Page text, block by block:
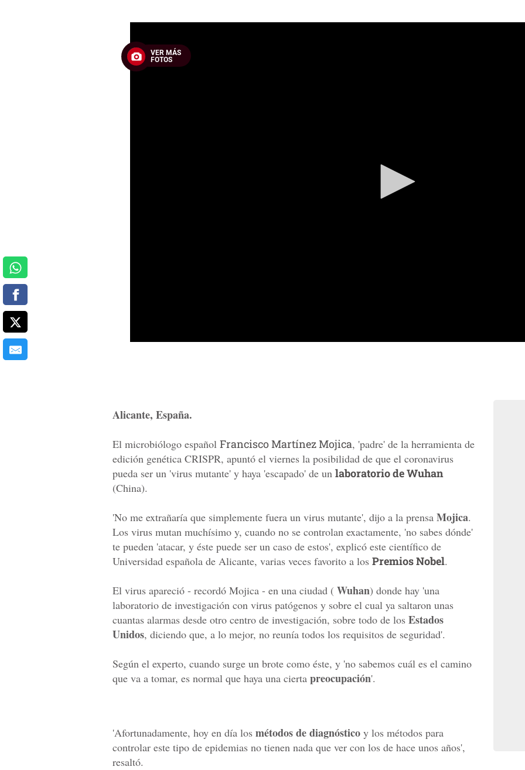
VER MÁS
FOTOS
of
1
minute,
30
Alicante, España.
El microbiólogo español Francisco Martínez Mojica, 'padre' de la herramienta de
edición genética CRISPR, apuntó el viernes la posibilidad de que el coronavirus
pueda ser un 'virus mutante' y haya 'escapado' de un laboratorio de Wuhan
(China).
'No me extrañaría que simplemente fuera un virus mutante', dijo a la prensa Mojica.
Los virus mutan muchísimo y, cuando no se controlan exactamente, 'no sabes dónde'
te pueden 'atacar, y éste puede ser un caso de estos', explicó este científico de
Universidad española de Alicante, varias veces favorito a los Premios Nobel.
El virus apareció - recordó Mojica - en una ciudad ( Wuhan) donde hay 'una
laboratorio de investigación con virus patógenos y sobre el cual ya saltaron unas
cuantas alarmas desde otro centro de investigación, sobre todo de los Estados
Unidos, diciendo que, a lo mejor, no reunía todos los requisitos de seguridad'.
Según el experto, cuando surge un brote como éste, y 'no sabemos cuál es el camino
que va a tomar, es normal que haya una cierta preocupación'.
'Afortunadamente, hoy en día los métodos de diagnóstico y los métodos para
controlar este tipo de epidemias no tienen nada que ver con los de hace unos años',
resaltó.